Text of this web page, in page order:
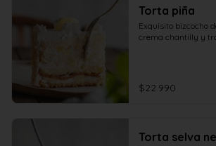
Torta piña
Exquisito bizcocho
crema chantilly y
$22.990
Torta selva